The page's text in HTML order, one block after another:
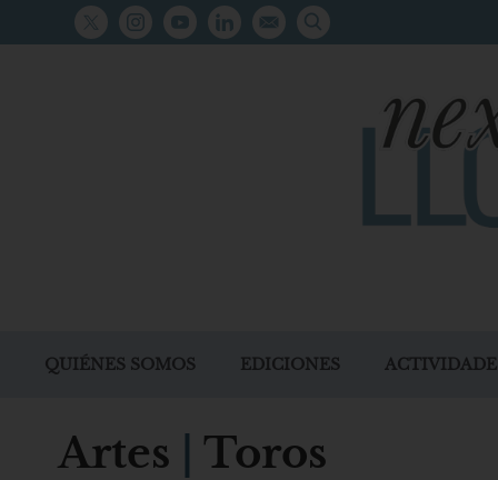
QUIÉNES SOMOS EDICIONES
Artes Toros